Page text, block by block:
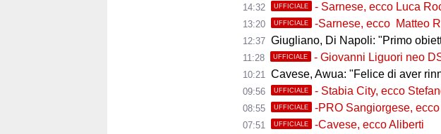
14:32 UFFICIALE - Sarnese, ecco Luca
13:20 UFFICIALE -Sarnese, ecco Matteo
12:37 Giugliano, Di Napoli: "Primo obiettivo
11:28 UFFICIALE - Giovanni Liguori neo
10:21 Cavese, Awua: "Felice di aver
09:56 UFFICIALE - Stabia City, ecco
08:55 UFFICIALE -PRO Sangiorgese,
07:51 UFFICIALE -Cavese, ecco Aliberti